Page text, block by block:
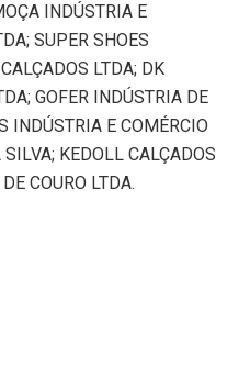
INDÚSTRIA E
SUPER SHOES
LTDA; DK
GOFER INDÚSTRIA DE
INDÚSTRIA E COMÉRCIO
KEDOLL CALÇADOS
COURO LTDA.